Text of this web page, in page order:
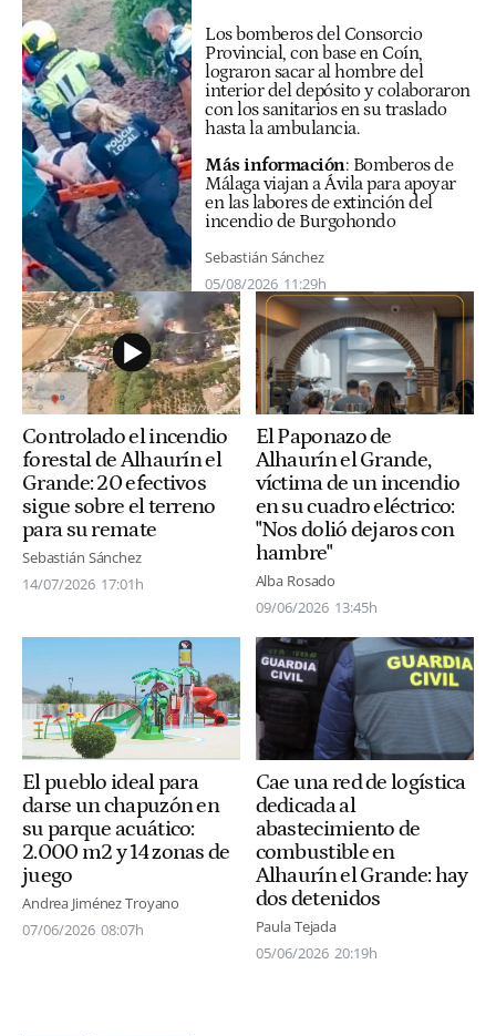
Los bomberos del Consorcio
Provincial, con base en Coín,
lograron sacar al hombre del
interior del depósito y colaboraron
con los sanitarios en su traslado
hasta la ambulancia.
Más información: Bomberos de
Málaga viajan a Ávila para apoyar
en las labores de extinción del
incendio de Burgohondo
Sebastián Sánchez
05/08/2026 11:29h
Controlado el incendio
forestal de Alhaurín el
Grande: 20 efectivos
sigue sobre el terreno
para su remate
Sebastián Sánchez
14/07/2026 17:01h
El Paponazo de
Alhaurín el Grande,
víctima de un incendio
en su cuadro eléctrico:
"Nos dolió dejaros con
hambre"
Alba Rosado
09/06/2026 13:45h
El pueblo ideal para
darse un chapuzón en
su parque acuático:
2.000 m2 y 14 zonas de
juego
Andrea Jiménez Troyano
07/06/2026 08:07h
Cae una red de logística
dedicada al
abastecimiento de
combustible en
Alhaurín el Grande: hay
dos detenidos
Paula Tejada
05/06/2026 20:19h